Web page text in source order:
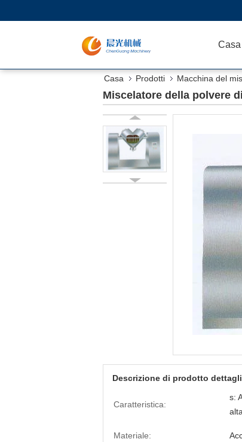
Casa
Casa Prodotti Macchina del
Miscelatore della polvere
Descrizione di prodotto
Caratteristica:
s:
Materiale: